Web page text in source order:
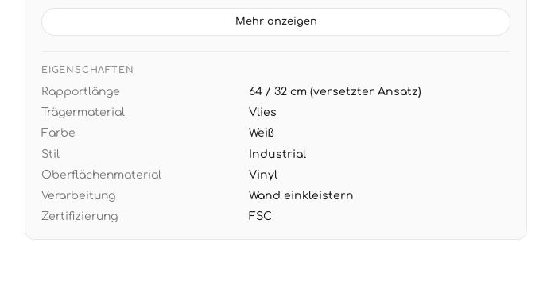
3D-STEINDESIGN: Realistische Naturstein-Textur in sanften Weiß- und
Grautönen - harmoniert perfekt mit schwarzen Metallakzenten und
EINFACHE VERARBEITUNG: Wand einkleistern, restlos trocken abziehbar -
professionelle Tapezierung für dauerhaft schöne Wände
Mehr anzeigen
EIGENSCHAFTEN
Rapportlänge
64 / 32 cm (versetzter Ansatz)
Trägermaterial
Vlies
Farbe
Weiß
Stil
Industrial
Oberflächenmaterial
Vinyl
Verarbeitung
Wand einkleistern
Zertifizierung
FSC